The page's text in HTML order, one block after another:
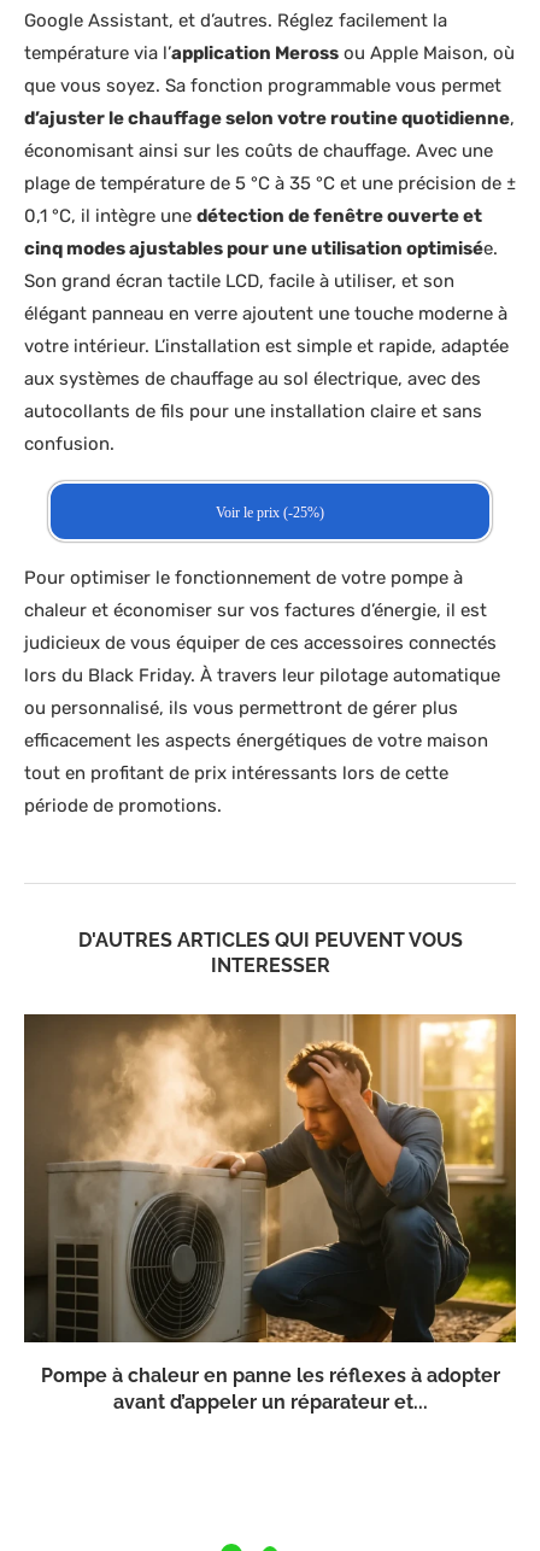
Google Assistant, et d’autres. Réglez facilement la
température via l’application Meross ou Apple Maison, où
que vous soyez. Sa fonction programmable vous permet
d’ajuster le chauffage selon votre routine quotidienne,
économisant ainsi sur les coûts de chauffage. Avec une
plage de température de 5 °C à 35 °C et une précision de ±
0,1 °C, il intègre une détection de fenêtre ouverte et
cinq modes ajustables pour une utilisation optimisée.
Son grand écran tactile LCD, facile à utiliser, et son
élégant panneau en verre ajoutent une touche moderne à
votre intérieur. L’installation est simple et rapide, adaptée
aux systèmes de chauffage au sol électrique, avec des
autocollants de fils pour une installation claire et sans
confusion.
Voir le prix (-25%)
Pour optimiser le fonctionnement de votre pompe à
chaleur et économiser sur vos factures d’énergie, il est
judicieux de vous équiper de ces accessoires connectés
lors du Black Friday. À travers leur pilotage automatique
ou personnalisé, ils vous permettront de gérer plus
efficacement les aspects énergétiques de votre maison
tout en profitant de prix intéressants lors de cette
période de promotions.
D'AUTRES ARTICLES QUI PEUVENT VOUS
INTERESSER
Pompe à chaleur en panne les réflexes à adopter
avant d’appeler un réparateur et...